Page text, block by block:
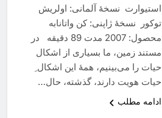
استیوارت نسخۀ آلمانی: اولریش
توکور نسخۀ ژاپنی: کن واتانابه
محصول: 2007 مدت 89 دقیقه در
مستند زمین، ما بسیاری از اشکال
حیات را می‌بینیم، همۀ این اشکال ِ
حیات هویت دارند، گذشته، حال…
ادامه مطلب